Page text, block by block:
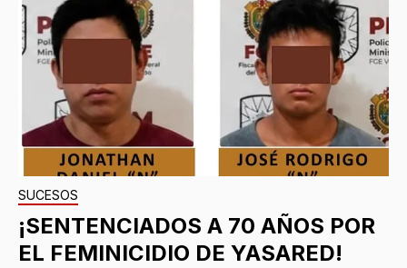
SUCESOS
¡SENTENCIADOS A 70 AÑOS POR
EL FEMINICIDIO DE YASARED!